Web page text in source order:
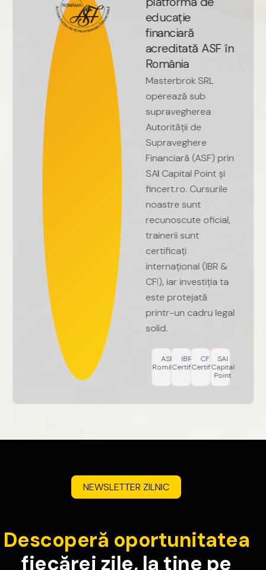
ducație
nanciară
creditată ASF în
omânia
Masterbrok SRL
opereazăsub
supravegherea
Autoritățiide
Supraveghere
Financiară(ASF)prin
SAICapitalPointși
fincert.ro.Cursurile
noastresunt
recunoscuteoficial,
traineriisunt
certificați
internațional(IBR&
CFI),iarinvestițiata
esteprotejată
printr-uncadrulegal
solid.
ASF
România
IBR
Certified
CFI
Certified
SAI
Capital
Point
NEWSLETTER ZILNIC
Descoperă oportunitatea
fiecărei zile, la tine pe